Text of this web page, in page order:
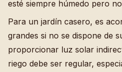
esté siempre húmedo pero
Para un jardín casero, es
grandes si no se dispone de
proporcionar luz solar
riego debe ser regular,